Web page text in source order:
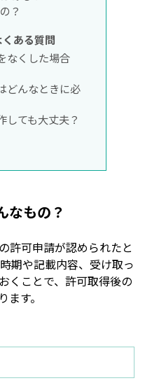
？
ある質問
なくした場合
どんなときに必
しても大丈夫？
なもの？
許可申請が認められたと
期や記載内容、受け取っ
くことで、許可取得後の
す。